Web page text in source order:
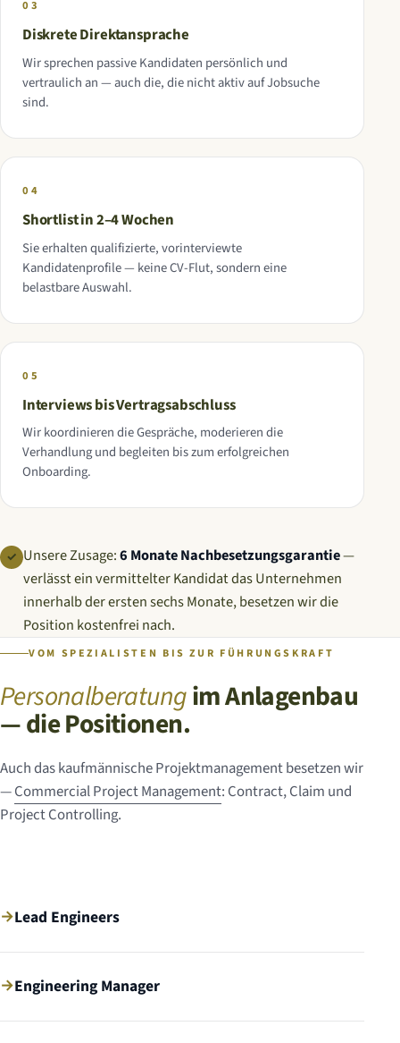
03
Diskrete Direktansprache
Wir sprechen passive Kandidaten persönlich und
vertraulich an — auch die, die nicht aktiv auf Jobsuche
sind.
04
Shortlist in 2–4 Wochen
Sie erhalten qualifizierte, vorinterviewte
Kandidatenprofile — keine CV-Flut, sondern eine
belastbare Auswahl.
05
Interviews bis Vertragsabschluss
Wir koordinieren die Gespräche, moderieren die
Verhandlung und begleiten bis zum erfolgreichen
Onboarding.
✓ Unsere Zusage:6 Monate Nachbesetzungsgarantie—
verlässt ein vermittelter Kandidat das Unternehmen
innerhalb der ersten sechs Monate, besetzen wir die
Position kostenfrei nach.
VOM SPEZIALISTEN BIS ZUR FÜHRUNGSKRAFT
Personalberatungim Anlagenbau
— die Positionen.
Auch das kaufmännische Projektmanagement besetzen wir
—Commercial Project Management: Contract, Claim und
Project Controlling.
→Lead Engineers
→Engineering Manager